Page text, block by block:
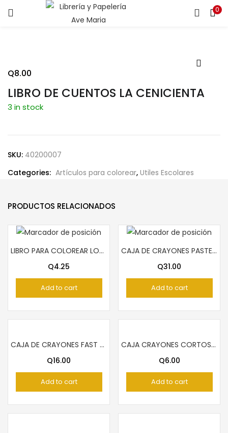
0
ENTRAR REGISTRARSE
Recuérdame
¿Contraseña perdida?
LIBRO DE CUENTOS LA CENICIENTA
Q8.00
3 in stock
SKU: 40200007
Categories: Artículos para colorear, Utiles Escolares
PRODUCTOS RELACIONADOS
LIBRO PARA COLOREAR LOS TRANSPORTES
Q4.25
Add to cart
CAJA DE CRAYONES PASTEL TITI 12 COLORES SECOS
Q31.00
Add to cart
CAJA DE CRAYONES FAST PARA NIÑA 12 COLORES
Q16.00
Add to cart
CAJA CRAYONES CORTOS FAST 12 COLORES
Q6.00
Add to cart